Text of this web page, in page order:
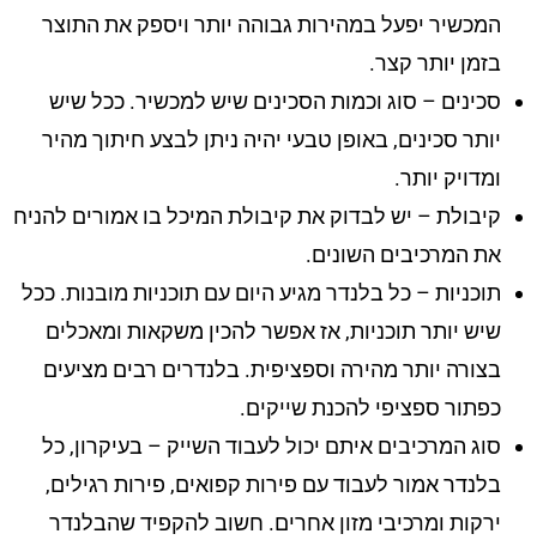
המכשיר יפעל במהירות גבוהה יותר ויספק את התוצר
בזמן יותר קצר.
סכינים – סוג וכמות הסכינים שיש למכשיר. ככל שיש
יותר סכינים, באופן טבעי יהיה ניתן לבצע חיתוך מהיר
ומדויק יותר.
קיבולת – יש לבדוק את קיבולת המיכל בו אמורים להניח
את המרכיבים השונים.
תוכניות – כל בלנדר מגיע היום עם תוכניות מובנות. ככל
שיש יותר תוכניות, אז אפשר להכין משקאות ומאכלים
בצורה יותר מהירה וספציפית. בלנדרים רבים מציעים
כפתור ספציפי להכנת שייקים.
סוג המרכיבים איתם יכול לעבוד השייק – בעיקרון, כל
בלנדר אמור לעבוד עם פירות קפואים, פירות רגילים,
ירקות ומרכיבי מזון אחרים. חשוב להקפיד שהבלנדר